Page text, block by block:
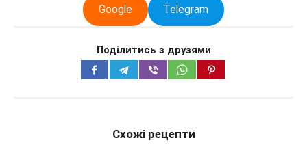
Google Telegram
Поділитись з друзями
Схожі рецепти